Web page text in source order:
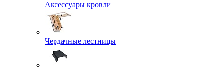
Аксессуары кровли
Чердачные лестницы